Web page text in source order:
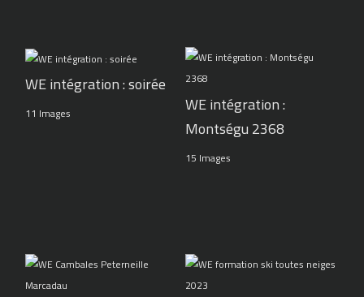
WE intégration : soirée
11 Images
WE intégration :
Montségu 2368
15 Images